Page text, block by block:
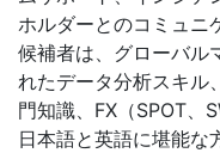
ホルダーとのコミュニ
候補者は、グローバル
れたデータ分析スキ
門知識、FX（SPOT、
日本語と英語に堪能な